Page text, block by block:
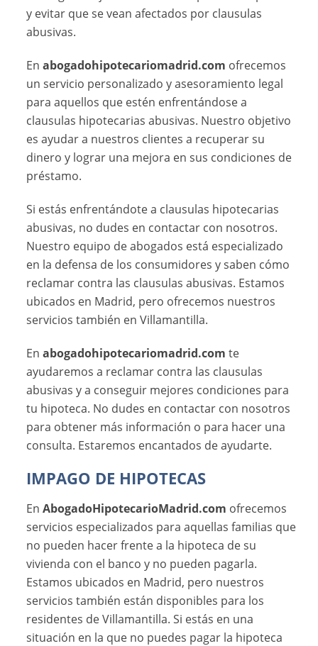
y evitar que se vean afectados por clausulas
abusivas.
Enabogadohipotecariomadrid.com ofrecemos
un servicio personalizado y asesoramiento legal
para aquellos que estén enfrentándose a
clausulas hipotecarias abusivas. Nuestro objetivo
es ayudar a nuestros clientes a recuperar su
dinero y lograr una mejora en sus condiciones de
préstamo.
Si estás enfrentándote a clausulas hipotecarias
abusivas, no dudes en contactar con nosotros.
Nuestro equipo de abogados está especializado
en la defensa de los consumidores y saben cómo
reclamar contra las clausulas abusivas. Estamos
ubicados en Madrid, pero ofrecemos nuestros
servicios también en Villamantilla.
Enabogadohipotecariomadrid.com te
ayudaremos a reclamar contra las clausulas
abusivas y a conseguir mejores condiciones para
tu hipoteca. No dudes en contactar con nosotros
para obtener más información o para hacer una
consulta. Estaremos encantados de ayudarte.
IMPAGO DE HIPOTECAS
EnAbogadoHipotecarioMadrid.com ofrecemos
servicios especializados para aquellas familias que
no pueden hacer frente a la hipoteca de su
vivienda con el banco y no pueden pagarla.
Estamos ubicados en Madrid, pero nuestros
servicios también están disponibles para los
residentes de Villamantilla. Si estás en una
situación en la que no puedes pagar la hipoteca